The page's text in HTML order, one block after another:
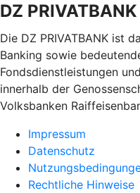
DZ PRIVATBANK
Die DZ PRIVATBANK ist
Banking sowie
Fondsdienstleistungen
innerhalb der
Volksbanken
Impressum
Datenschutz
Rechtliche Hinweise